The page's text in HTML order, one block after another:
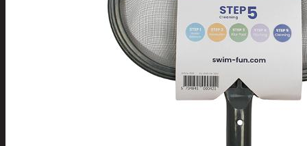
Joulukoristeet
Kranssit ja
asetelmat
muut
Joulutekstiilit
Paketointi